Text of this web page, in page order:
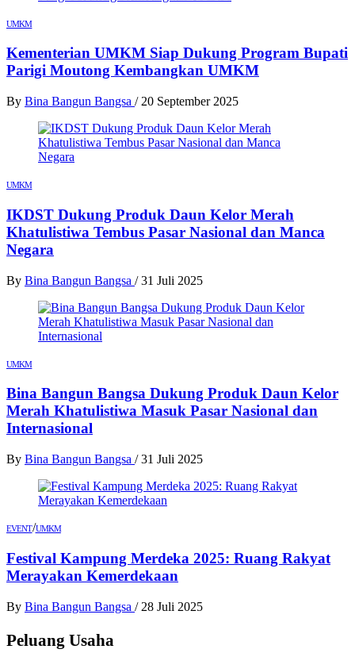
UMKM
Kementerian UMKM Siap Dukung Program Bupati
Parigi Moutong Kembangkan UMKM
By Bina Bangun Bangsa / 20 September 2025
UMKM
IKDST Dukung Produk Daun Kelor Merah
Khatulistiwa Tembus Pasar Nasional dan Manca
Negara
By Bina Bangun Bangsa / 31 Juli 2025
UMKM
Bina Bangun Bangsa Dukung Produk Daun Kelor
Merah Khatulistiwa Masuk Pasar Nasional dan
Internasional
By Bina Bangun Bangsa / 31 Juli 2025
EVENT/UMKM
Festival Kampung Merdeka 2025: Ruang Rakyat
Merayakan Kemerdekaan
By Bina Bangun Bangsa / 28 Juli 2025
Peluang Usaha